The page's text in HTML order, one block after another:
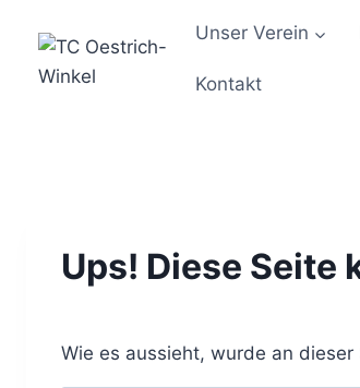
Inhalt
springen
Unser Verein
Kontakt
Ups! Diese
Wie es aussieht, wurde an